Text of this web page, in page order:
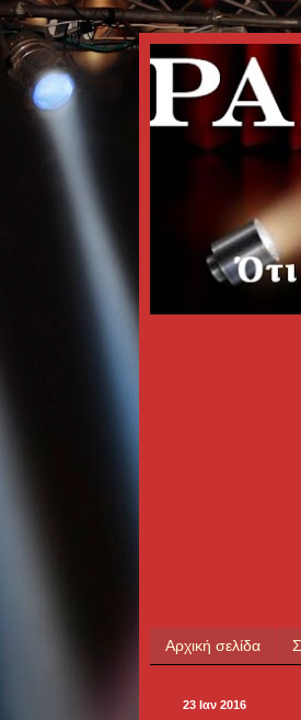
Αρχική σελίδα
23 Ιαν 2016